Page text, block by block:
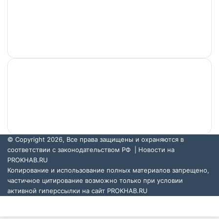
© Copyright 2026, Все права защищены и охраняются в
соответствии с законодательством РФ | Новости на
PROKHAB.RU
Копирование и использование полных материалов запрещено,
частичное цитирование возможно только при условии
активной гиперссылки на сайт PROKHAB.RU